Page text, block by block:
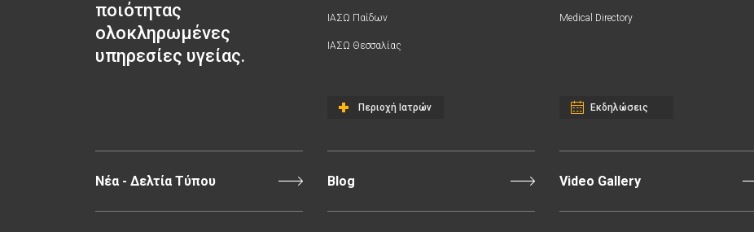
ποιότητας
ολοκληρωμένες
υπηρεσίες υγείας.
ΙΑΣΩ Παίδων
ΙΑΣΩ Θεσσαλίας
Περιοχή Ιατρών
Medical Directory
Εκδηλώσεις
Νέα - Δελτία Τύπου Blog Video Gallery